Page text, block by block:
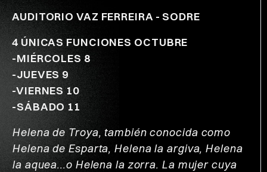
AUDITORIO VAZ FERREIRA - SODRE
4 ÚNICAS FUNCIONES OCTUBRE
-MIÉRCOLES 8
-JUEVES 9
-VIERNES 10
-SÁBADO 11
Helena de Troya, también conocida como
Helena de Esparta, Helena la argiva, Helena
la aquea...o Helena la zorra. La mujer cuya